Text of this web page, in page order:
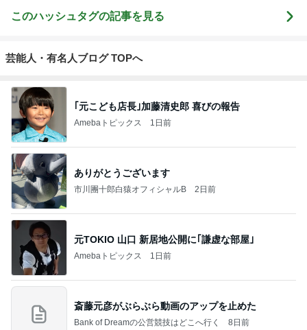
このハッシュタグの記事を見る
芸能人・有名人ブログ TOPへ
｢元こども店長｣加藤清史郎 喜びの報告
Amebaトピックス 1日前
ありがとうございます
市川團十郎白猿オフィシャルB 2日前
元TOKIO 山口 新居地公開に｢謙虚な部屋｣
Amebaトピックス 1日前
斎藤元彦がぶらぶら動画のアップを止めた
Bank of Dreamの公営競技はどこへ行く 8日前